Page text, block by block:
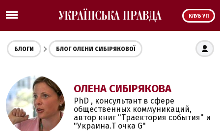
КЛУБ УП
БЛОГИ БЛОГ ОЛЕНИ СИБІРЯКОВОЇ
ОЛЕНА СИБІРЯКОВА
PhD , консультант в сфере
общественных коммуникаций,
автор книг "Траектория события" и
"Украина.Т очка G"